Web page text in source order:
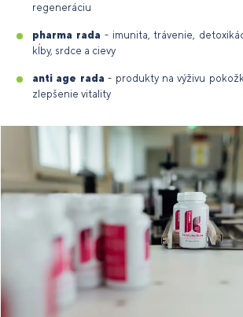
regeneráciu
pharma rada - imunita, trávenie,
kĺby, srdce a cievy
anti age rada - produkty na výživu
zlepšenie vitality